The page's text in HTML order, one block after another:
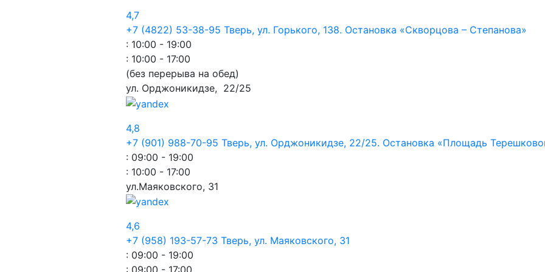
4,7
+7 (4822) 53-38-95 Тверь, ул. Горького, 138. Остановка «Скворцова – Степанова»
: 10:00 - 19:00
: 10:00 - 17:00
(без перерыва на обед)
ул. Орджоникидзе, 22/25
4,8
+7 (901) 988-70-95 Тверь, ул. Орджоникидзе, 22/25. Остановка «Площадь
: 09:00 - 19:00
: 10:00 - 17:00
ул.Маяковского, 31
4,6
+7 (958) 193-57-73 Тверь, ул. Маяковского, 31
: 09:00 - 19:00